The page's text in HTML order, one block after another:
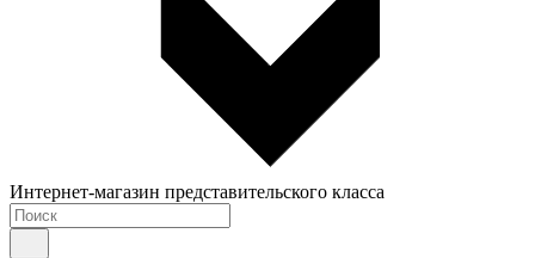
Интернет-магазин представительского класса